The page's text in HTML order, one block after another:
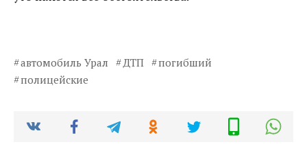
автомобиль Урал ДТП
погибший
полицейские